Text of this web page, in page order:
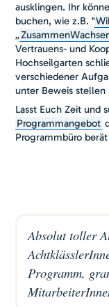
ausklingen. Ihr
buchen, wie z.B. "
„
Vertrauens- und
Hochseilgarten
verschiedener
unter Beweis stellen
Lasst Euch Zeit und
Programmangebot
Programmbüro
Absolut toller
Programm,